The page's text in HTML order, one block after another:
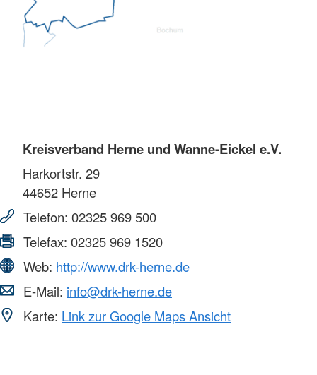
Kreisverband Herne und Wanne-Eickel e.V.
Harkortstr. 29
44652 Herne
Telefon: 02325 969 500
Telefax: 02325 969 1520
Web: http://www.drk-herne.de
E-Mail: info@drk-herne.de
Karte: Link zur Google Maps Ansicht